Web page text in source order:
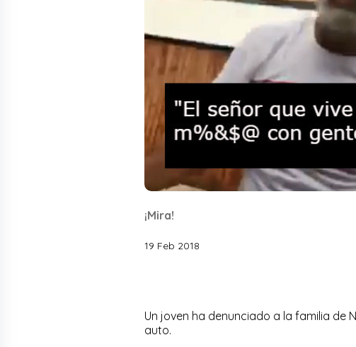
¡Mira!
19 Feb 2018
Un joven ha denunciado a la familia de
auto.